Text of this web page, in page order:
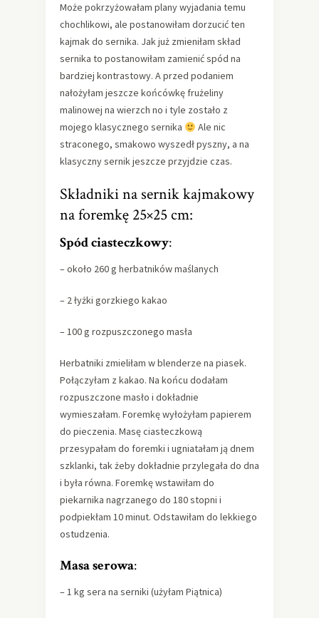
Może pokrzyżowałam plany wyjadania temu
chochlikowi, ale postanowiłam dorzucić ten
kajmak do sernika. Jak już zmieniłam skład
sernika to postanowiłam zamienić spód na
bardziej kontrastowy. A przed podaniem
nałożyłam jeszcze końcówkę frużeliny
malinowej na wierzch no i tyle zostało z
mojego klasycznego sernika
Ale nic
straconego, smakowo wyszedł pyszny, a na
klasyczny sernik jeszcze przyjdzie czas.
Składniki na sernik kajmakowy
na foremkę 25×25 cm:
Spód ciasteczkowy:
– około 260 g herbatników maślanych
– 2 łyżki gorzkiego kakao
– 100 g rozpuszczonego masła
Herbatniki zmieliłam w blenderze na piasek.
Połączyłam z kakao. Na końcu dodałam
rozpuszczone masło i dokładnie
wymieszałam. Foremkę wyłożyłam papierem
do pieczenia. Masę ciasteczkową
przesypałam do foremki i ugniatałam ją dnem
szklanki, tak żeby dokładnie przylegała do dna
i była równa. Foremkę wstawiłam do
piekarnika nagrzanego do 180 stopni i
podpiekłam 10 minut. Odstawiłam do lekkiego
ostudzenia.
Masa serowa:
– 1 kg sera na serniki (użyłam Piątnica)